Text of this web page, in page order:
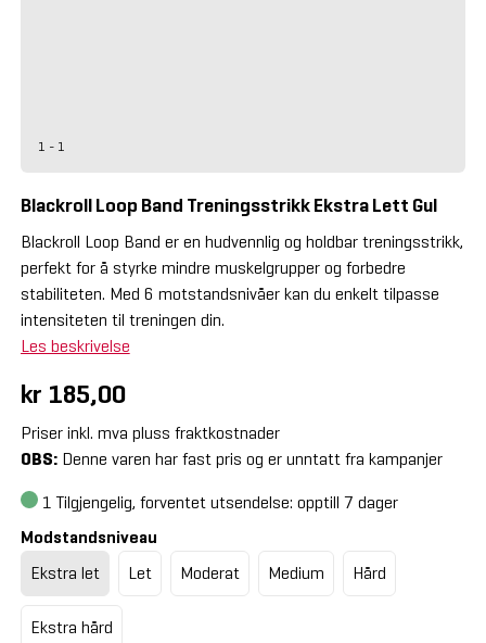
1 - 1
Blackroll Loop Band Treningsstrikk Ekstra Lett Gul
Blackroll Loop Band er en hudvennlig og holdbar treningsstrikk,
perfekt for å styrke mindre muskelgrupper og forbedre
stabiliteten. Med 6 motstandsnivåer kan du enkelt tilpasse
intensiteten til treningen din.
Les beskrivelse
kr 185,00
Priser inkl. mva pluss fraktkostnader
OBS:Denne varen har fast pris og er unntatt fra kampanjer
1 Tilgjengelig, forventet utsendelse: opptill 7 dager
Modstandsniveau
Ekstra let
Let Moderat Medium Hård
Ekstra hård